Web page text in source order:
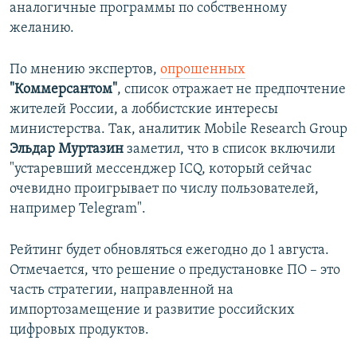
аналогичные программы по собственному
желанию.
По мнению экспертов, опрошенных
"Коммерсантом", список отражает не предпочтение
жителей России, а лоббистские интересы
министерства. Так, аналитик Mobile Research Group
Эльдар Муртазин заметил, что в список включили
"устаревший мессенджер ICQ, который сейчас
очевидно проигрывает по числу пользователей,
например Telegram".
Рейтинг будет обновляться ежегодно до 1 августа.
Отмечается, что решение о предустановке ПО – это
часть стратегии, направленной на
импортозамещение и развитие российских
цифровых продуктов.